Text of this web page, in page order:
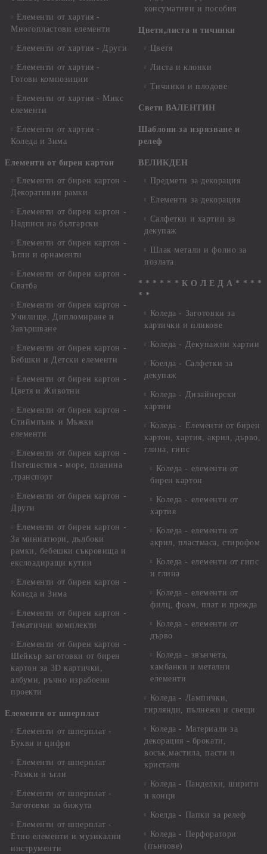
Елементи от хартия -
Многопластови елементи
Елементи от хартия - Други
Елементи от хартия -
Готови композиции
Елементи от хартия - Микс
елементи
Елементи от хартия -
Коледа и Зима
Елементи от бирен картон
Елементи от бирен картон -
Декоративни рамки
Елементи от бирен картон -
Надписи на български
Елементи от бирен картон -
Ъгли и орнаменти
Елементи от бирен картон -
Сватба
Елементи от бирен картон -
Училище, Дипломиране и
Завършване
Елементи от бирен картон -
Бебшки и Детски елементи
Елементи от бирен картон -
Цветя и Животни
Елементи от бирен картон -
Стиймпънк и Мъжки
елементи
Елементи от бирен картон -
Пътешестия - море, планина
,транспорт
Елементи от бирен картон -
Други
Елементи от бирен картон -
За миниатюри, дълбоки
рамки, бебешки съкровища и
екслоадиращи кутии
Елементи от бирен картон -
Коледа и Зима
Елементи от бирен картон -
Тематични комплекти
Елементи от бирен картон -
Шейкър заготовки от бирен
картон за 3D картички,
албуми, ръчно израбоени
проекти
Елементи от шперплат
Елементи от шперплат -
Букви и цифри
Елементи от шперплат
-Рамки и ъгли
Елементи от шперплат -
Заготовки за бижута
Елементи от шперплат -
Етно елементи и музикални
инструменти
консумативи и пособия
Цветя,листа и тичинки
Цветя
Листа и клонки
Тичинки и плодове
Свети ВАЛЕНТИН
Шаблони за изрязване и
релеф
ВЕЛИКДЕН
Предмети за декорация
Елементи за декорация
Салфетки и хартии за
декупаж
Шлак метали и фолио за
позлата
* * * * * * К О Л Е Д А * * * *
* *
Коледа - Заготовки за
картички и пликове
Коледа - Декупажни хартии
Коелда - Салфетки за
декупаж
Коледа - Дизайнерски
хартии
Коледа - Eлементи от бирен
картон, хартия, акрил, дърво,
глина, гипс
Коледа - елементи от
бирен картон
Коледа - елементи от
хартия
Коледа - елементи от
акрил, пластмаса, стирофом
Коледа - елементи от гипс
и глина
Коледа - елементи от
филц, фоам, плат и прежда
Коледа - елементи от
дърво
Коледа - звънчета,
камбанки и метални
елементи
Коледа - Лампички,
гирлянди, пълнежи и свещи
Коледа - Материали за
декорация - брокати,
восък,мастила, пасти и
кристали
Коледа - Панделки, ширити
и конци
Коелда - Папки за релеф
Коледа - Перфоратори
(пънчове)